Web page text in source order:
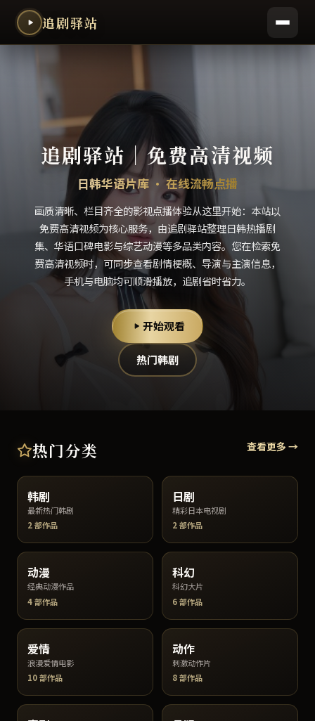
追剧驿站
追剧驿站 ｜免费高清视频
日韩华语片库 · 在线流畅点播
画质清晰、栏目齐全的影视点播体验从这里开始：本站以
免费高清视频为核心服务，由追剧驿站整理日韩热播剧
集、华语口碑电影与综艺动漫等多品类内容。您在检索免
费高清视频时，可同步查看剧情梗概、导演与主演信息，
手机与电脑均可顺滑播放，追剧省时省力。
开始观看
热门韩剧
热门分类 查看更多 →
韩剧
最新热门韩剧
2部作品
日剧
精彩日本电视剧
2部作品
动漫
经典动漫作品
4部作品
科幻
科幻大片
6部作品
爱情
浪漫爱情电影
10部作品
动作
刺激动作片
8部作品